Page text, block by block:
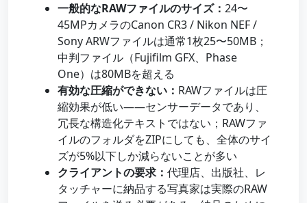
一般的なRAWファイルのサイズ： 24〜
45MPカメラのCanon CR3 / Nikon NEF /
Sony ARWファイルは通常1枚25〜50MB；
中判ファイル（Fujifilm GFX、Phase
One）は80MBを超える
有効な圧縮ができない： RAWファイルは圧
縮効果が低い——センサーデータであり、
冗長な構造化テキストではない；RAWファ
イルのフォルダをZIPにしても、全体のサイ
ズが5%以下しか減らないことが多い
クライアントの要求： 代理店、出版社、レ
タッチャーに納品する写真家は実際のRAW